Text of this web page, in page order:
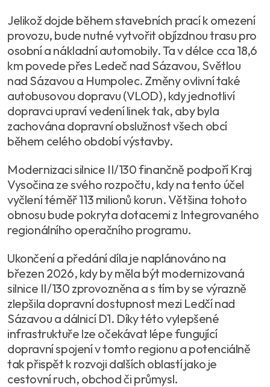
Jelikož dojde během stavebních prací k omezení
provozu, bude nutné vytvořit objízdnou trasu pro
osobní a nákladní automobily. Ta v délce cca 18,6
km povede přes Ledeč nad Sázavou, Světlou
nad Sázavou a Humpolec. Změny ovlivní také
autobusovou dopravu (VLOD), kdy jednotliví
dopravci upraví vedení linek tak, aby byla
zachována dopravní obslužnost všech obcí
během celého období výstavby.
Modernizaci silnice II/130 finančně podpoří Kraj
Vysočina ze svého rozpočtu, kdy na tento účel
vyčlení téměř 113 milionů korun. Většina tohoto
obnosu bude pokryta dotacemi z Integrovaného
regionálního operačního programu.
Ukončení a předání díla je naplánováno na
březen 2026, kdy by měla být modernizovaná
silnice II/130 zprovozněna a s tím by se výrazně
zlepšila dopravní dostupnost mezi Ledčí nad
Sázavou a dálnicí D1. Díky této vylepšené
infrastruktuře lze očekávat lépe fungující
dopravní spojení v tomto regionu a potenciálně
tak přispět k rozvoji dalších oblastí jako je
cestovní ruch, obchod či průmysl.